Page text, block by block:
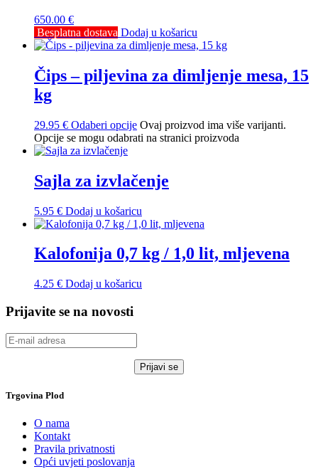
650.00 €
Besplatna dostava Dodaj u košaricu
Čips – piljevina za dimljenje mesa, 15
kg
29.95 € Odaberi opcije Ovaj proizvod ima više varijanti.
Opcije se mogu odabrati na stranici proizvoda
Sajla za izvlačenje
5.95 € Dodaj u košaricu
Kalofonija 0,7 kg / 1,0 lit, mljevena
4.25 € Dodaj u košaricu
Prijavite se na novosti
Trgovina Plod
O nama
Kontakt
Pravila privatnosti
Opći uvjeti poslovanja